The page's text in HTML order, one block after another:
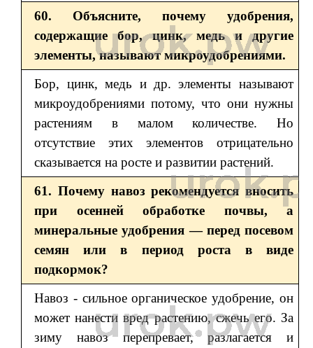
60. Объясните, почему удобрения,
содержащие бор, цинк, медь и другие
элементы, называют микроудобрениями.
Бор, цинк, медь и др. элементы называют
микроудобрениями потому, что они нужны
растениям в малом количестве. Но
отсутствие этих элементов отрицательно
сказывается на росте и развитии растений.
61. Почему навоз рекомендуется вносить
при осенней обработке почвы, а
минеральные удобрения — перед посевом
семян или в период роста в виде
подкормок?
Навоз - сильное органическое удобрение, он
может нанести вред растению, сжечь его. За
зиму навоз перепревает, разлагается и